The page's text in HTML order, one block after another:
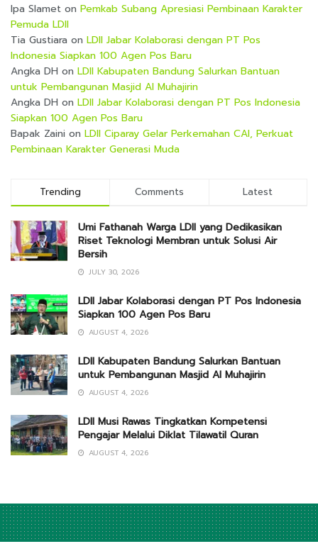
Ipa Slamet on Pemkab Subang Apresiasi Pembinaan Karakter
Pemuda LDII
Tia Gustiara on LDII Jabar Kolaborasi dengan PT Pos
Indonesia Siapkan 100 Agen Pos Baru
Angka DH on LDII Kabupaten Bandung Salurkan Bantuan
untuk Pembangunan Masjid Al Muhajirin
Angka DH on LDII Jabar Kolaborasi dengan PT Pos Indonesia
Siapkan 100 Agen Pos Baru
Bapak Zaini on LDII Ciparay Gelar Perkemahan CAI, Perkuat
Pembinaan Karakter Generasi Muda
Trending Comments Latest
Umi Fathanah Warga LDII yang Dedikasikan
Riset Teknologi Membran untuk Solusi Air
Bersih
JULY 30, 2026
LDII Jabar Kolaborasi dengan PT Pos Indonesia
Siapkan 100 Agen Pos Baru
AUGUST 4, 2026
LDII Kabupaten Bandung Salurkan Bantuan
untuk Pembangunan Masjid Al Muhajirin
AUGUST 4, 2026
LDII Musi Rawas Tingkatkan Kompetensi
Pengajar Melalui Diklat Tilawatil Quran
AUGUST 4, 2026